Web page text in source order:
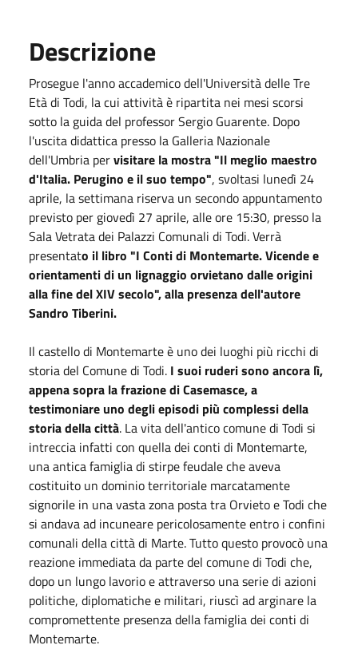
Descrizione
Prosegue l'anno accademico dell'Università delle Tre
Età di Todi, la cui attività è ripartita nei mesi scorsi
sotto la guida del professor Sergio Guarente. Dopo
l'uscita didattica presso la Galleria Nazionale
dell'Umbria pervisitare la mostra "Il meglio maestro
d'Italia. Perugino e il suo tempo", svoltasi lunedì 24
aprile, la settimana riserva un secondo appuntamento
previsto per giovedì 27 aprile, alle ore 15:30, presso la
Sala Vetrata dei Palazzi Comunali di Todi. Verrà
presentato il libro "I Conti di Montemarte. Vicende e
orientamenti di un lignaggio orvietano dalle origini
alla fine del XIV secolo", alla presenza dell'autore
Sandro Tiberini.
Il castello di Montemarte è uno dei luoghi più ricchi di
storia del Comune di Todi. I suoi ruderi sono ancora lì,
appena sopra la frazione di Casemasce, a
testimoniare uno degli episodi più complessi della
storia della città. La vita dell'antico comune di Todi si
intreccia infatti con quella dei conti di Montemarte,
una antica famiglia di stirpe feudale che aveva
costituito un dominio territoriale marcatamente
signorile in una vasta zona posta tra Orvieto e Todi che
si andava ad incuneare pericolosamente entro i confini
comunali della città di Marte. Tutto questo provocò una
reazione immediata da parte del comune di Todi che,
dopo un lungo lavorio e attraverso una serie di azioni
politiche, diplomatiche e militari, riuscì ad arginare la
compromettente presenza della famiglia dei conti di
Montemarte.